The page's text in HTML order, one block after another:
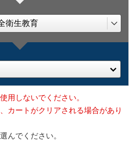
用しないでください。
カートがクリアされる場合があり
んでください。